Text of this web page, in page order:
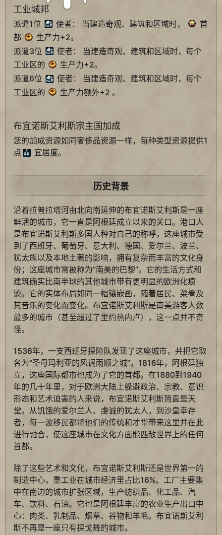
工业城邦
派遣1位 使者： 当建造奇观、建筑和区域时，
首
都
生产力+2。
派遣3位
使者： 当建造奇观、建筑和区域时，每个
工业区的
生产力+2。
派遣6位
使者： 当建造奇观、建筑和区域时，每个
工业区的
生产力额外+2 。
布宜诺斯艾利斯宗主国加成
您的加成资源如同奢侈品资源一样，每种类型资源提供1
点
宜居度。
历史背景
沿着拉普拉塔河由北向南延伸的布宜诺斯艾利斯是一座
鲜活的城市，它一直是阿根廷成立以来的关口。港口人
是布宜诺斯艾利斯多国人种对自己的称呼，这座城市受
到了西班牙、葡萄牙、意大利、德国、爱尔兰、波兰、
犹太族以及本地土著的影响，拥有复杂而丰富的文化身
份；这座城市常被称为“南美的巴黎”。它的生活方式和
建筑确实比南半球的其他城市带有更明显的欧洲化痕
迹。它的实体布局如同一幅镶嵌画，随着居民、菜肴及
其音乐的变化而变化。布宜诺斯艾利斯是南美游客人数
最多的城市（甚至超过了里约热内卢），这一点并不奇
怪。
1536年，一支西班牙探险队发现了这座城市，并把它取
名为“圣母玛利亚的风调雨顺之城”。1816年，阿根廷独
立，这座国际都市也成为了它的首都。在1880到1940
年的几十年里，对于欧洲大陆上躲避政治、宗教、意识
形态和艺术迫害的人来说，布宜诺斯艾利斯简直是天
堂。从饥饿的爱尔兰人、虔诚的犹太人，到沙皇幸存
者，每一波移民都将他们的传统和才华带来这里并在此
进行融合，使这座城市在文化方面能匹敌世界上的任何
首都。
除了这些艺术和文化，布宜诺斯艾利斯还是世界第一的
制造中心，重工业在城市经济里占比16%。工厂主要集
中在南边的城市扩张区域，生产纺织品、化工品、汽
车、饮料、石油。它也是阿根廷丰富的农业生产出口中
心：肉类、乳制品、烟草、谷物和羊毛。布宜诺斯艾利
斯不再是一座只有探戈舞的城市。